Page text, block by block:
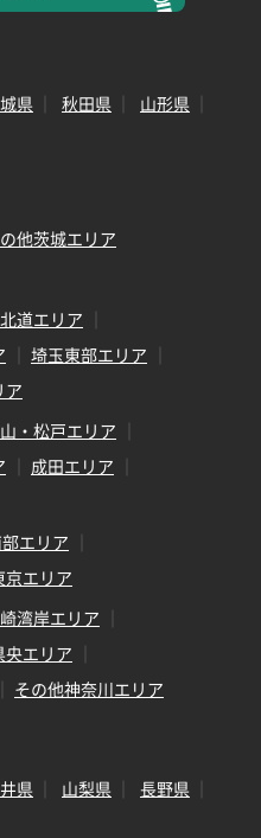
県 秋田県
山形県
他茨城エリア
道エリア
埼玉東部エリア
ア
・松戸エリア
成田エリア
エリア
京エリア
湾岸エリア
央エリア
その他神奈川エリア
県 山梨県
長野県